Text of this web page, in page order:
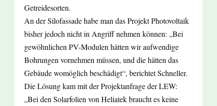
Getreidesorten.
An der Silofassade habe man das Projekt Photovoltaik
bisher jedoch nicht in Angriff nehmen können: „Bei
gewöhnlichen PV-Modulen hätten wir aufwendige
Bohrungen vornehmen müssen, und die hätten das
Gebäude womöglich beschädigt“, berichtet Schneller.
Die Lösung kam mit der Projektanfrage der LEW:
„Bei den Solarfolien von Heliatek braucht es keine